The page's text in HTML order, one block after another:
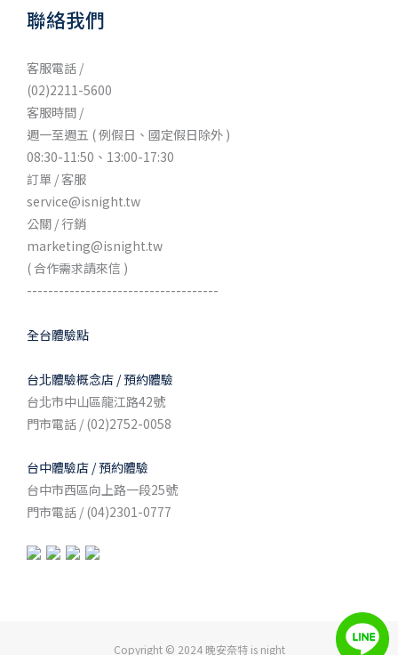
聯絡我們
客服電話 /
(02)2211-5600
客服時間 /
週一至週五 ( 例假日、國定假日除外 )
08:30-11:50、13:00-17:30
訂單 / 客服
service@isnight.tw
公關 / 行銷
marketing@isnight.tw
( 合作需求請來信 )
------------------------------------
全台體驗點
台北體驗概念店 / 預約體驗
台北市中山區龍江路42號
門市電話 / (02)2752-0058
台中體驗店 / 預約體驗
台中市西區向上路一段25號
門市電話 / (04)2301-0777
Copyright © 2024 晚安奈特 is night